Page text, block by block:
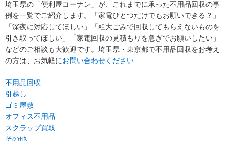
埼玉県の「便利屋コーナン」が、これまでに承った不用品回収の事
例を一覧でご紹介します。「家電ひとつだけでもお願いできる？」
「深夜に対応してほしい」「粗大ごみで回収してもらえないものを
引き取ってほしい」「家電回収の見積もりを急ぎでお願いしたい」
などのご相談も大歓迎です。埼玉県・東京都で不用品回収をお考え
の方は、お気軽にお問い合わせください
不用品回収
引越し
ゴミ屋敷
オフィス不用品
スクラップ買取
その他